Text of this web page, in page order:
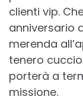
clienti vip.
anniversario
merenda
tenero
porterà a
missione.